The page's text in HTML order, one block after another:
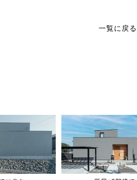
一覧に戻る